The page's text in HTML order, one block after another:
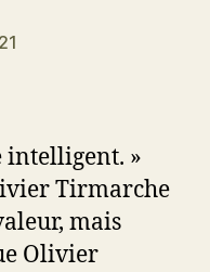
intelligent. »
Tirmarche
mais
Olivier